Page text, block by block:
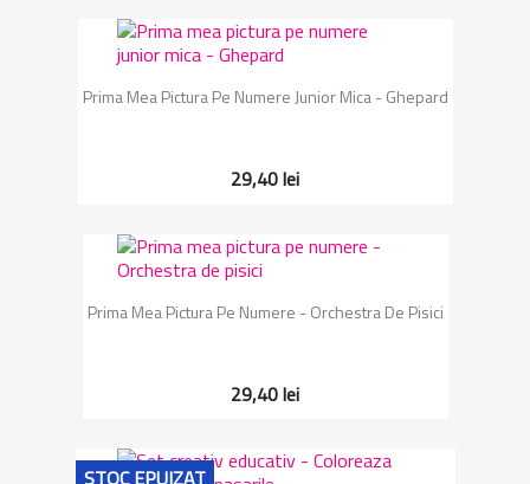
Prima Mea Pictura Pe Numere Junior Mica - Ghepard
29,40 lei
Prima Mea Pictura Pe Numere - Orchestra De Pisici
29,40 lei
STOC EPUIZAT